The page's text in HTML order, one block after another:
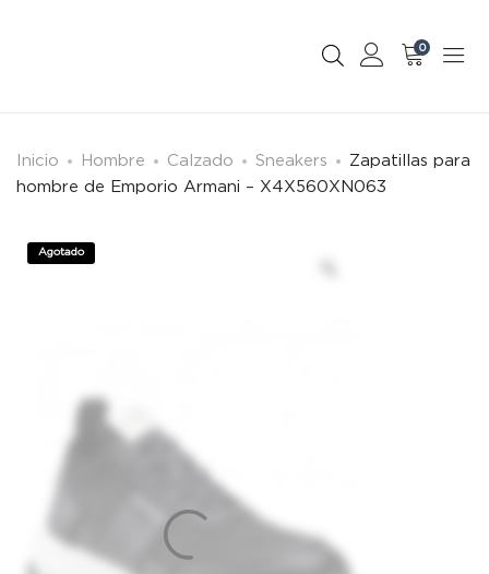
0
Inicio Hombre Calzado Sneakers
Zapatillas para
hombre de Emporio Armani – X4X560XN063
Agotado